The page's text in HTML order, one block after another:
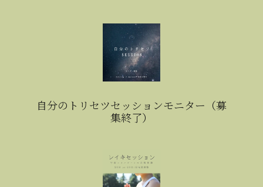
自分のトリセツセッションモニター（募
集終了）